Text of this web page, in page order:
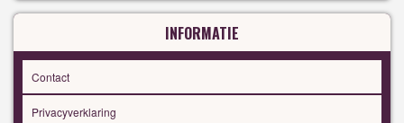
INFORMATIE
Contact
Privacyverklaring